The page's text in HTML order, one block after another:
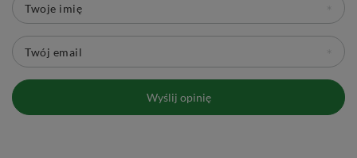
Twoje imię
Twój email
Wyślij opinię